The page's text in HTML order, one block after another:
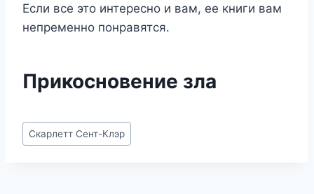
Если все это интересно и вам, ее книги вам
непременно понравятся.
Прикосновение зла
Метки
записи:
Скарлетт Сент-Клэр